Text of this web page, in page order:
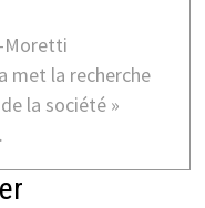
Moretti
met la recherche
la société »